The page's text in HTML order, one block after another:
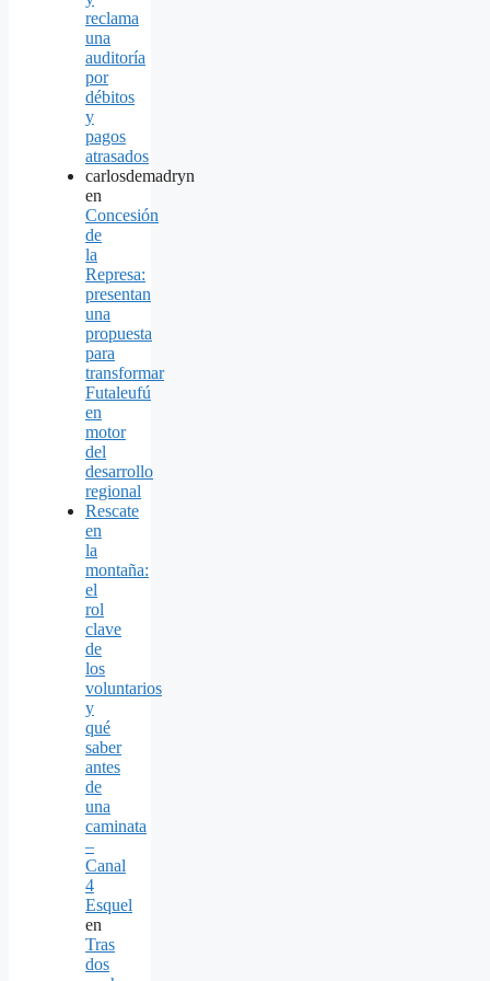
reclama
una
auditoría
por
débitos
y
pagos
atrasados
carlosdemadryn
en
Concesión
de
la
Represa:
presentan
una
propuesta
para
transformar
Futaleufú
en
motor
del
desarrollo
regional
Rescate
en
la
montaña:
el
rol
clave
de
los
voluntarios
y
qué
saber
antes
de
una
caminata
–
Canal
4
Esquel
en
Tras
dos